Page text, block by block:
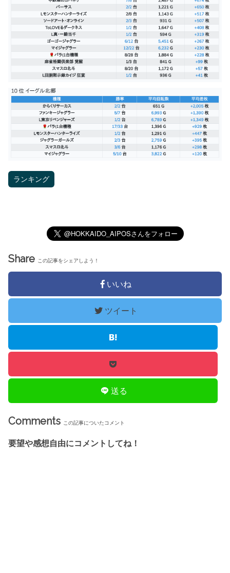
ランキング
Share この記事をシェアしよう！
いいね
ツイート
送る
Comments この記事についたコメント
要望や感想自由にコメントしてね！